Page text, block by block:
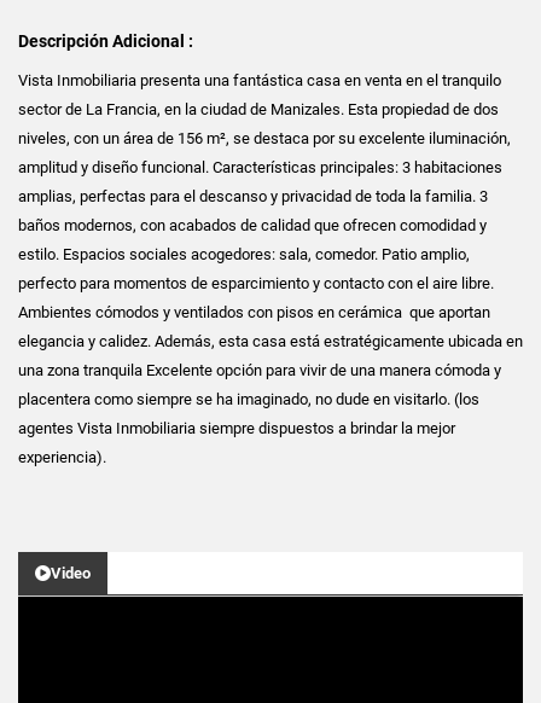
Descripción Adicional :
Vista Inmobiliaria presenta una fantástica casa en venta en el tranquilo
sector de La Francia, en la ciudad de Manizales. Esta propiedad de dos
niveles, con un área de 156 m², se destaca por su excelente iluminación,
amplitud y diseño funcional. Características principales: 3 habitaciones
amplias, perfectas para el descanso y privacidad de toda la familia. 3
baños modernos, con acabados de calidad que ofrecen comodidad y
estilo. Espacios sociales acogedores: sala, comedor. Patio amplio,
perfecto para momentos de esparcimiento y contacto con el aire libre.
Ambientes cómodos y ventilados con pisos en cerámica que aportan
elegancia y calidez. Además, esta casa está estratégicamente ubicada en
una zona tranquila Excelente opción para vivir de una manera cómoda y
placentera como siempre se ha imaginado, no dude en visitarlo. (los
agentes Vista Inmobiliaria siempre dispuestos a brindar la mejor
experiencia).
Video